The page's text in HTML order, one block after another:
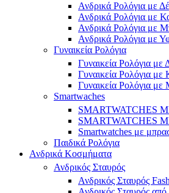
Ανδρικά Ρολόγια με
Ανδρικά Ρολόγια με
Ανδρικά Ρολόγια με
Ανδρικά Ρολόγια με
Γυναικεία Ρολόγια
Γυναικεία Ρολόγια με
Γυναικεία Ρολόγια με
Γυναικεία Ρολόγια
Smartwaches
SMARTWATCHES
Smartwatches με
Παιδικά Ρολόγια
Ανδρικά Κοσμήματα
Ανδρικός Σταυρός
Ανδρικός Σταυρός